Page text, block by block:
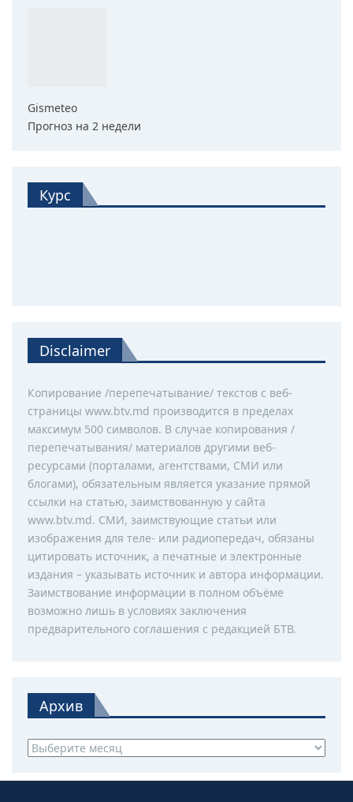
Gismeteo
Прогноз на 2 недели
Курс
Disclaimer
Копирование /перепечатывание/ текстов с веб-
страницы www.btv.md производится в пределах
максимум 500 символов. В случае копирования /
перепечатывания/ материалов другими веб-
ресурсами (порталами, агентствами, СМИ или
блогами), обязательным является указание прямой
ссылки на статью, заимствованную у сайта
www.btv.md. СМИ, заимствующие статьи или
изображения для теле- или радиопередач, обязаны
цитировать источник, а печатные и электронные
издания – указывать источник и автора информации.
Заимствование информации в полном объёме
возможно лишь в условиях заключения
предварительного соглашения с редакцией БТВ.
Архив
Архив